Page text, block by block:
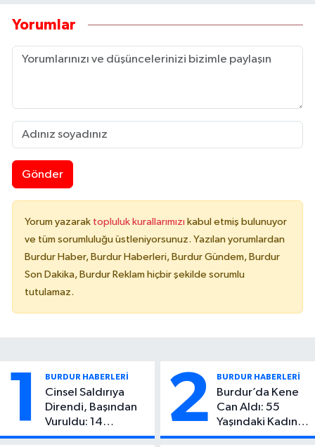
Yorumlar
Gönder
Yorum yazarak topluluk kurallarımızı kabul etmiş bulunuyor
ve tüm sorumluluğu üstleniyorsunuz. Yazılan yorumlardan
Burdur Haber, Burdur Haberleri, Burdur Gündem, Burdur
Son Dakika, Burdur Reklam hiçbir şekilde sorumlu
tutulamaz.
1 BURDUR HABERLERİ
Cinsel Saldırıya
Direndi, Başından
Vuruldu: 14
Yaşındaki Çocuktan
2 BURDUR HABERLERİ
Burdur’da Kene
Can Aldı: 55
Yaşındaki Kadın
Hayatını Kaybetti